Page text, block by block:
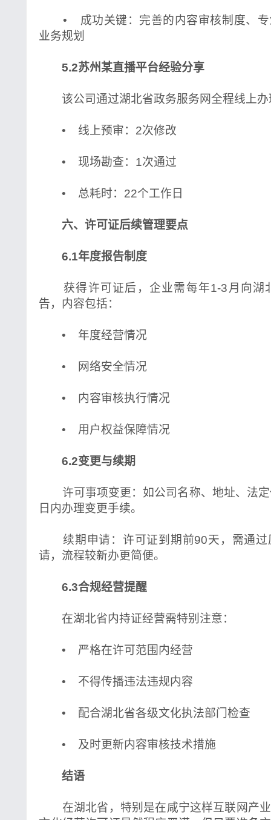
• 成功关键：完善的内容审核制度、专
业务规划
5.2苏州某直播平台经验分享
该公司通过湖北省政务服务网全程线上办
• 线上预审：2次修改
• 现场勘查：1次通过
• 总耗时：22个工作日
六、许可证后续管理要点
6.1年度报告制度
获得许可证后，企业需每年1-3月向湖
告，内容包括：
• 年度经营情况
• 网络安全情况
• 内容审核执行情况
• 用户权益保障情况
6.2变更与续期
许可事项变更：如公司名称、地址、法定
日内办理变更手续。
续期申请：许可证到期前90天，需通过
请，流程较新办更简便。
6.3合规经营提醒
在湖北省内持证经营需特别注意：
• 严格在许可范围内经营
• 不得传播违法违规内容
• 配合湖北省各级文化执法部门检查
• 及时更新内容审核技术措施
结语
在湖北省，特别是在咸宁这样互联网产业